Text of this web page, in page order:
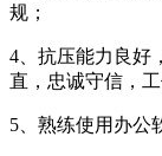
规；
4、抗压能力良好
直，忠诚守信，
5、熟练使用办公